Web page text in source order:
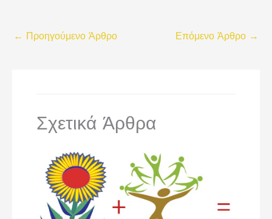
← Προηγούμενο Άρθρο Επόμενο Άρθρο →
Σχετικά Άρθρα